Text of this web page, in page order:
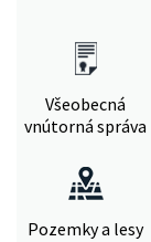
Všeobecná
vnútorná správa
Pozemky a lesy